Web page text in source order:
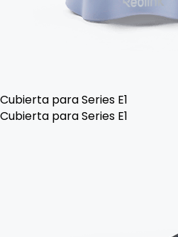
Cubierta para Series E1
Cubierta para Series E1